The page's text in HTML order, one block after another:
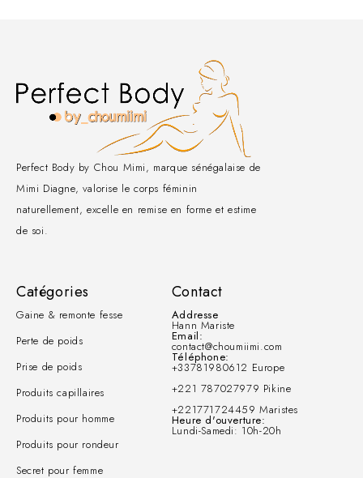
Perfect Body by Chou Mimi, marque sénégalaise de
Mimi Diagne, valorise le corps féminin
naturellement, excelle en remise en forme et estime
de soi.
Catégories
Gaine & remonte fesse
Perte de poids
Prise de poids
Produits capillaires
Produits pour homme
Produits pour rondeur
Secret pour femme
Contact
Addresse
Hann Mariste
Email:
contact@choumiimi.com
Téléphone:
+33781980612 Europe
+221 787027979 Pikine
+221771724459 Maristes
Heure d'ouverture:
Lundi-Samedi: 10h-20h